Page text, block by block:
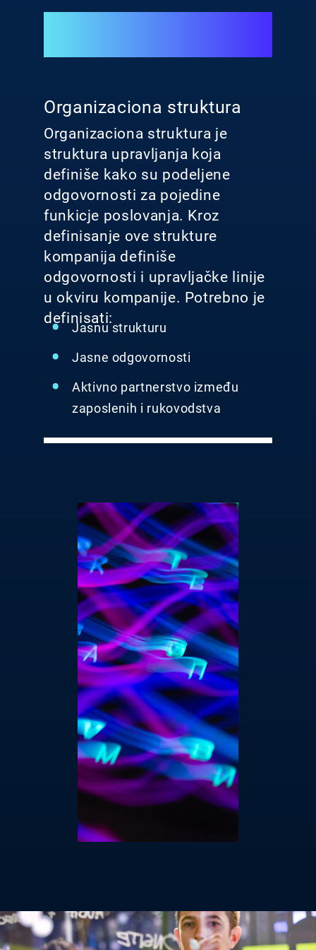
Organizaciona struktura
Organizaciona struktura je
struktura upravljanja koja
definiše kako su podeljene
odgovornosti za pojedine
funkicje poslovanja. Kroz
definisanje ove strukture
kompanija definiše
odgovornosti i upravljačke linije
u okviru kompanije. Potrebno je
definisati:
Jasnu strukturu
Jasne odgovornosti
Aktivno partnerstvo između
zaposlenih i rukovodstva